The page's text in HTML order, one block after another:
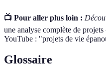
📺 Pour aller plus loin :
une analyse complète de
YouTube : "projets de vie
Glossaire